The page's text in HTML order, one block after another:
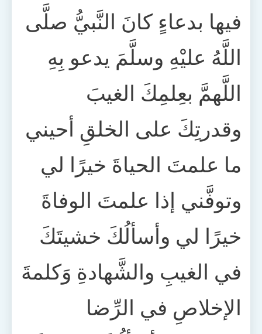
فيها بدعاءٍ كانَ النَّبيُّ صلَّى
اللَّهُ عليْهِ وسلَّمَ يدعو بِهِ
اللَّهمَّ بعِلمِكَ الغيبَ
وقدرتِكَ على الخلقِ أحيني
ما علمتَ الحياةَ خيرًا لي
وتوفَّني إذا علمتَ الوفاةَ
خيرًا لي وأسألُكَ خشيتَكَ
في الغيبِ والشَّهادةِ وَكلمةَ
الإخلاصِ في الرِّضا